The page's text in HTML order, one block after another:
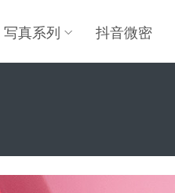
写真系列 抖音微密